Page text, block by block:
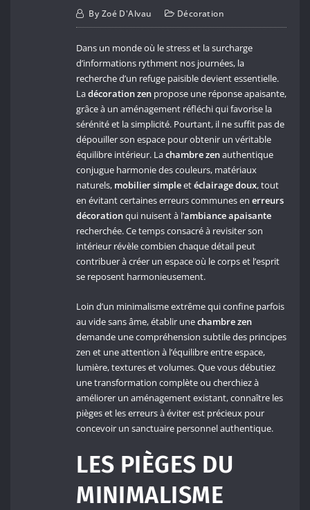
By Zoé D'Alvau Décoration
Dans un monde où le stress et la surcharge
d’informations rythment nos journées, la
recherche d’un refuge paisible devient essentielle.
Ladécoration zen propose une réponse apaisante,
grâce à un aménagement réfléchi qui favorise la
sérénité et la simplicité. Pourtant, il ne suffit pas de
dépouiller son espace pour obtenir un véritable
équilibre intérieur. Lachambre zenauthentique
conjugue harmonie des couleurs, matériaux
naturels, mobilier simpleetéclairage doux, tout
en évitant certaines erreurs communes enerreurs
décorationqui nuisent à l’ambiance apaisante
recherchée. Ce temps consacré à revisiter son
intérieur révèle combien chaque détail peut
contribuer à créer un espace où le corps et l’esprit
se reposent harmonieusement.
Loin d’un minimalisme extrême qui confine parfois
au vide sans âme, établir unechambre zen
demande une compréhension subtile des principes
zen et une attention à l’équilibre entre espace,
lumière, textures et volumes. Que vous débutiez
une transformation complète ou cherchiez à
améliorer un aménagement existant, connaître les
pièges et les erreurs à éviter est précieux pour
concevoir un sanctuaire personnel authentique.
LES PIÈGES DU
MINIMALISME